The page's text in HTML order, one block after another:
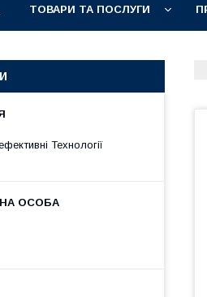
ТОВАРИ ТА ПОСЛУГИ
Технології